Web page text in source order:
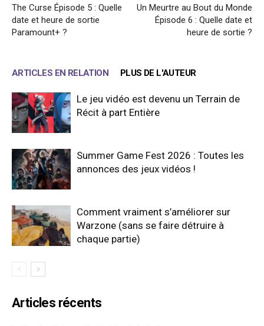
The Curse Épisode 5 : Quelle
date et heure de sortie
Paramount+ ?
Un Meurtre au Bout du Monde
Épisode 6 : Quelle date et
heure de sortie ?
ARTICLES EN RELATION PLUS DE L'AUTEUR
Le jeu vidéo est devenu un Terrain de
Récit à part Entière
Summer Game Fest 2026 : Toutes les
annonces des jeux vidéos !
Comment vraiment s’améliorer sur
Warzone (sans se faire détruire à
chaque partie)
Articles récents